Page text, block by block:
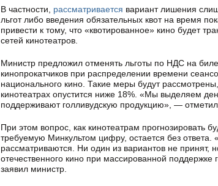
В частности, рассматривается вариант лишения
льгот либо введения обязательных квот на время
привести к тому, что «квотированное» кино будет
сетей кинотеатров.
Министр предложил отменять льготы по НДС на
кинопрокатчиков при распределении времени
национального кино. Такие меры будут
кинотеатрах опустится ниже 18%. «Мы выделяем
поддерживают голливудскую продукцию», — отметил
При этом вопрос, как кинотеатрам прогнозировать
требуемую Минкультом цифру, остается без
рассматриваются. Ни один из вариантов не принят,
отечественного кино при массированной
заявил министр.